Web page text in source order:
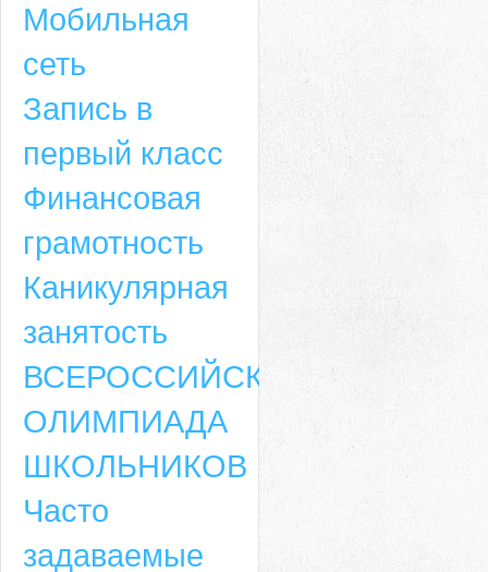
Мобильная
сеть
Запись в
первый класс
Финансовая
грамотность
Каникулярная
занятость
ВСЕРОССИЙСКАЯ
ОЛИМПИАДА
ШКОЛЬНИКОВ
Часто
задаваемые